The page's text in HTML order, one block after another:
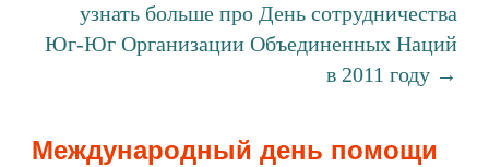
узнать больше про День сотрудничества
Юг-Юг Организации Объединенных Наций
в 2011 году →
Международный день помощи